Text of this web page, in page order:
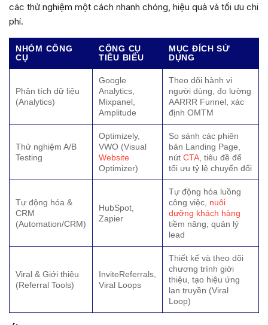
các thử nghiệm một cách nhanh chóng, hiệu quả và tối ưu chi
phí.
NHÓM CÔNG
CỤ
CÔNG CỤ
TIÊU BIỂU
MỤC ĐÍCH SỬ
DỤNG
Phân tích dữ liệu
(Analytics)
Google
Analytics,
Mixpanel,
Amplitude
Theo dõi hành vi
người dùng, đo lường
AARRR Funnel, xác
định OMTM
Thử nghiệm A/B
Testing
Optimizely,
VWO (Visual
Website
Optimizer)
So sánh các phiên
bản Landing Page,
nút CTA , tiêu đề để
tối ưu tỷ lệ chuyển đổi
Tự động hóa &
CRM
(Automation/CRM)
HubSpot,
Zapier
Tự động hóa luồng
công việc, nuôi
dưỡng khách hàng
tiềm năng, quản lý
lead
Viral & Giới thiệu
(Referral Tools)
InviteReferrals,
Viral Loops
Thiết kế và theo dõi
chương trình giới
thiệu, tạo hiệu ứng
lan truyền (Viral
Loop)